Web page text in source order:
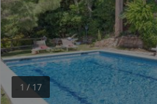
1 /17